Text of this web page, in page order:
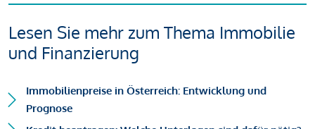
Lesen Sie mehr zum Thema Immobilie
und Finanzierung
Immobilienpreise in Österreich: Entwicklung und
Prognose